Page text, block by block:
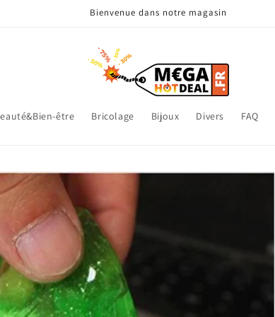
Bienvenue dans notre magasin
être Bricolage Bijoux Divers FAQ